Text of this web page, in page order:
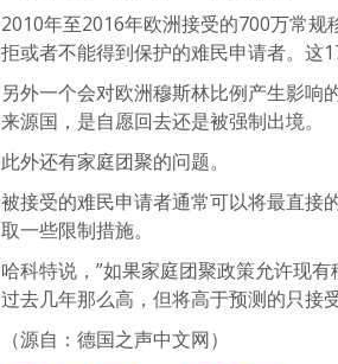
2010年至2016年欧洲接受的700万常
拒或者不能得到保护的难民申请者。这
另外一个会对欧洲穆斯林比例产生影响
来源国，是自愿回去还是被强制出境。
此外还有家庭团聚的问题。
被接受的难民申请者通常可以将最直接
取一些限制措施。
哈科特说，”如果家庭团聚政策允许现
过去几年那么高，但将高于预测的只接
（源自：德国之声中文网）